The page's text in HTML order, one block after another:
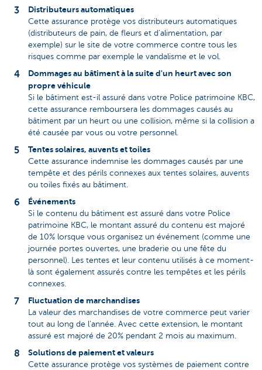
Distributeurs automatiques
Cette assurance protège vos distributeurs automatiques
(distributeurs de pain, de fleurs et d'alimentation, par
exemple) sur le site de votre commerce contre tous les
risques comme par exemple le vandalisme et le vol.
Dommages au bâtiment à la suite d'un heurt avec son
propre véhicule
Si le bâtiment est-il assuré dans votre Police patrimoine KBC,
cette assurance remboursera les dommages causés au
bâtiment par un heurt ou une collision, même si la collision a
été causée par vous ou votre personnel.
Tentes solaires, auvents et toiles
Cette assurance indemnise les dommages causés par une
tempête et des périls connexes aux tentes solaires, auvents
ou toiles fixés au bâtiment.
Événements
Si le contenu du bâtiment est assuré dans votre Police
patrimoine KBC, le montant assuré du contenu est majoré
de 10% lorsque vous organisez un événement (comme une
journée portes ouvertes, une braderie ou une fête du
personnel). Les tentes et leur contenu utilisés à ce moment-
là sont également assurés contre les tempêtes et les périls
connexes.
Fluctuation de marchandises
La valeur des marchandises de votre commerce peut varier
tout au long de l'année. Avec cette extension, le montant
assuré est majoré de 20% pendant 2 mois au maximum.
Solutions de paiement et valeurs
Cette assurance protège vos systèmes de paiement contre